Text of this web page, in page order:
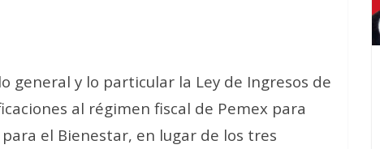
general y lo particular la Ley de Ingresos de
al régimen fiscal de Pemex para
el Bienestar, en lugar de los tres